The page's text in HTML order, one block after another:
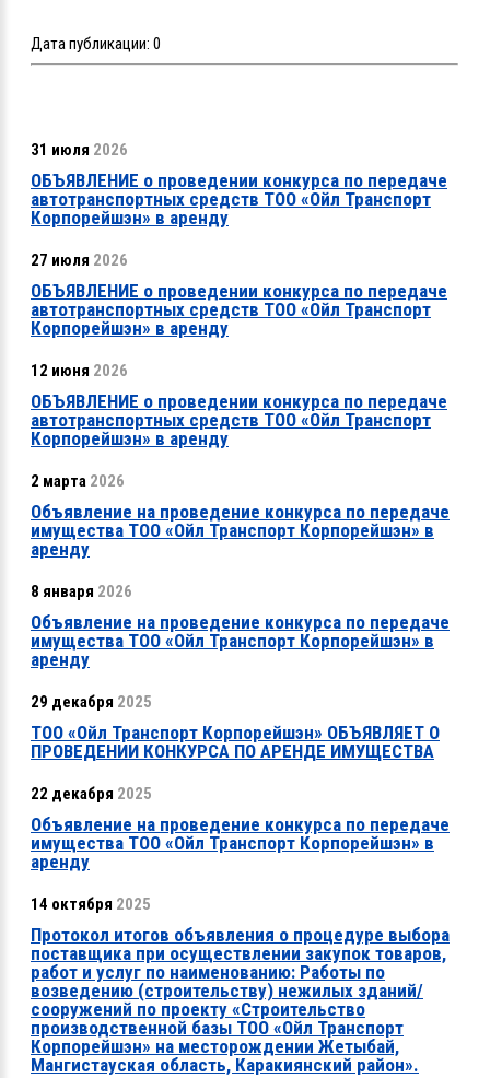
Дата публикации: 0
31 июля 2026
ОБЪЯВЛЕНИЕ о проведении конкурса по передаче
автотранспортных средств ТОО «Ойл Транспорт
Корпорейшэн» в аренду
27 июля 2026
ОБЪЯВЛЕНИЕ о проведении конкурса по передаче
автотранспортных средств ТОО «Ойл Транспорт
Корпорейшэн» в аренду
12 июня 2026
ОБЪЯВЛЕНИЕ о проведении конкурса по передаче
автотранспортных средств ТОО «Ойл Транспорт
Корпорейшэн» в аренду
2 марта 2026
Объявление на проведение конкурса по передаче
имущества ТОО «Ойл Транспорт Корпорейшэн» в
аренду
8 января 2026
Объявление на проведение конкурса по передаче
имущества ТОО «Ойл Транспорт Корпорейшэн» в
аренду
29 декабря 2025
ТОО «Ойл Транспорт Корпорейшэн» ОБЪЯВЛЯЕТ О
ПРОВЕДЕНИИ КОНКУРСА ПО АРЕНДЕ ИМУЩЕСТВА
22 декабря 2025
Объявление на проведение конкурса по передаче
имущества ТОО «Ойл Транспорт Корпорейшэн» в
аренду
14 октября 2025
Протокол итогов объявления о процедуре выбора
поставщика при осуществлении закупок товаров,
работ и услуг по наименованию: Работы по
возведению (строительству) нежилых зданий/
сооружений по проекту «Строительство
производственной базы ТОО «Ойл Транспорт
Корпорейшэн» на месторождении Жетыбай,
Мангистауская область, Каракиянский район».